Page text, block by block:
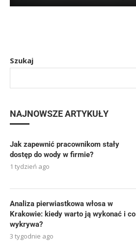
Szukaj
NAJNOWSZE ARTYKUŁY
Jak zapewnić pracownikom stały
dostęp do wody w firmie?
1 tydzień ago
Analiza pierwiastkowa włosa w
Krakowie: kiedy warto ją wykonać i co
wykrywa?
3 tygodnie ago